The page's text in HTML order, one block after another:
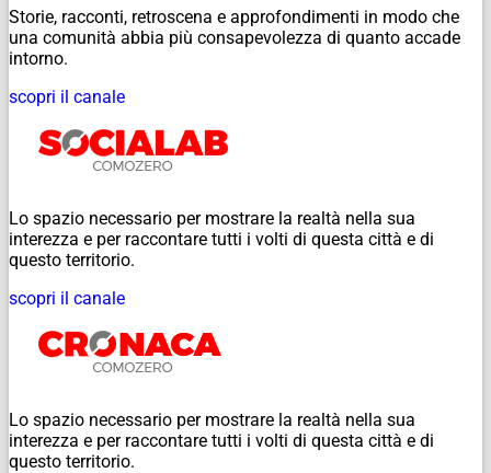
Storie, racconti, retroscena e approfondimenti in modo che
una comunità abbia più consapevolezza di quanto accade
intorno.
scopri il canale
Lo spazio necessario per mostrare la realtà nella sua
interezza e per raccontare tutti i volti di questa città e di
questo territorio.
scopri il canale
Lo spazio necessario per mostrare la realtà nella sua
interezza e per raccontare tutti i volti di questa città e di
questo territorio.